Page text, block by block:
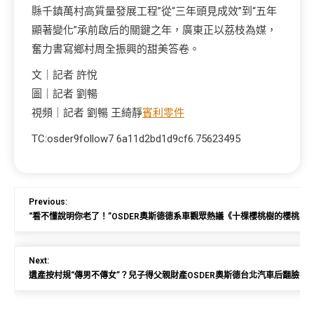
縣千鎮萬村高質量發展工程”從“三年頭見成效”到“五年
顯著變化”承前啟后的關鍵之年，廣東正以荔枝為媒，
奮力書寫鄉村周全振興的甜美答卷。
文｜記者 許悅
圖｜記者 劉暢
視頻｜記者 劉暢 王綺靜賓利零件
TC:osder9follow7 6a11d2bd1d9cf6.75623495
Previous:
“看不懂說明你老了！”OSDER奧斯德德系車觀眾熱議《十棵櫻桃樹的櫻桃園
Next:
遺產按村規“傳男不傳女”？兒子得父親財產OSDER奧斯德台北汽車后翻臉不